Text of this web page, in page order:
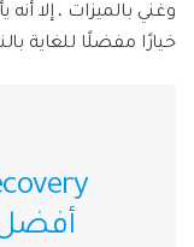
وغني بالميزات ، إلا
خيارًا مفضلًا للغاية
أفضل